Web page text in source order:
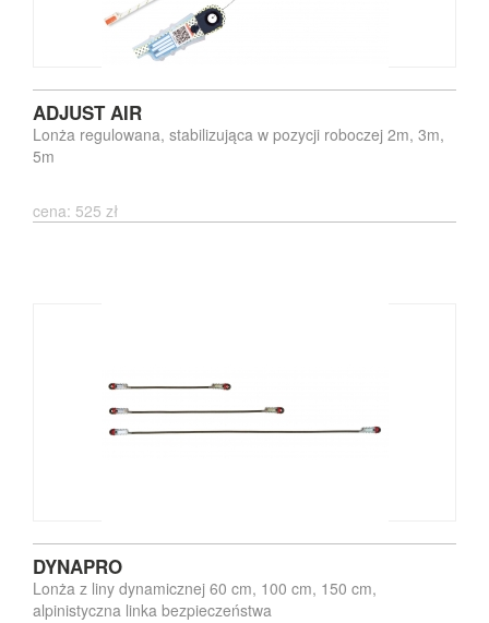
ADJUST AIR
Lonża regulowana, stabilizująca w pozycji roboczej 2m, 3m,
5m
cena: 525 zł
DYNAPRO
Lonża z liny dynamicznej 60 cm, 100 cm, 150 cm,
alpinistyczna linka bezpieczeństwa